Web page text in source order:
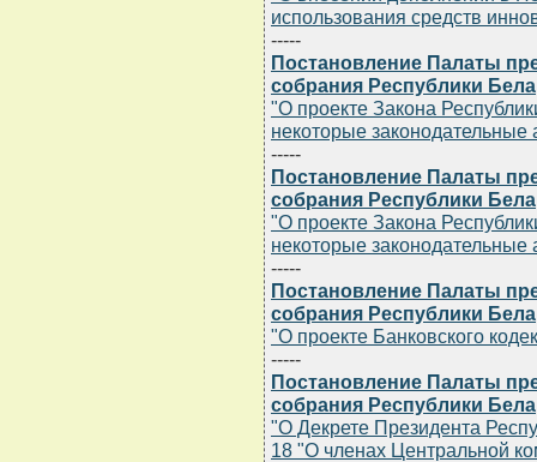
использования средств
-----
Постановление Палаты
собрания Республики
"О проекте Закона
некоторые законодательные
-----
Постановление Палаты
собрания Республики
"О проекте Закона
некоторые законодательные
-----
Постановление Палаты
собрания Республики
"О проекте Банковского
-----
Постановление Палаты
собрания Республики
"О Декрете Президента
18 "О членах Центральной